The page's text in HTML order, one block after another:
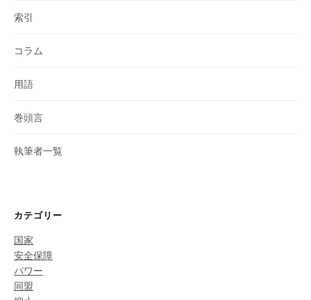
索引
コラム
用語
巻頭言
執筆者一覧
カテゴリー
国家
安全保障
パワー
同盟